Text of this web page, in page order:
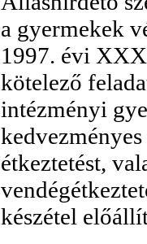
a gyermekek
1997. évi
kötelező
intézményi
étkeztetést,
készétel